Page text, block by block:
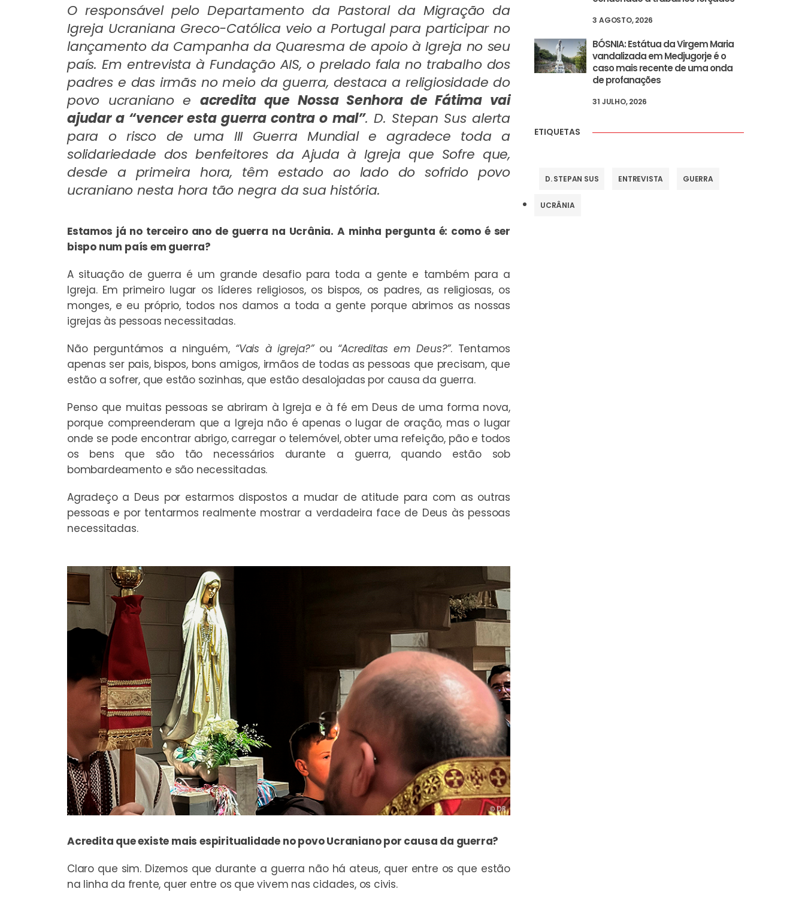
O responsável pelo Departamento da Pastoral da Migração da
Igreja Ucraniana Greco-Católica veio a Portugal para participar no
lançamento da Campanha da Quaresma de apoio à Igreja no seu
país. Em entrevista à Fundação AIS, o prelado fala no trabalho dos
padres e das irmãs no meio da guerra, destaca a religiosidade do
povo ucraniano e acredita que Nossa Senhora de Fátima vai
ajudar a “vencer esta guerra contra o mal”. D. Stepan Sus alerta
para o risco de uma III Guerra Mundial e agradece toda a
solidariedade dos benfeitores da Ajuda à Igreja que Sofre que,
desde a primeira hora, têm estado ao lado do sofrido povo
ucraniano nesta hora tão negra da sua história.
Estamos já no terceiro ano de guerra na Ucrânia. A minha pergunta é: como é ser
bispo num país em guerra?
A situação de guerra é um grande desafio para toda a gente e também para a
Igreja. Em primeiro lugar os líderes religiosos, os bispos, os padres, as religiosas, os
monges, e eu próprio, todos nos damos a toda a gente porque abrimos as nossas
igrejas às pessoas necessitadas.
Não perguntámos a ninguém, “Vais à igreja?”ou “Acreditas em Deus?”. Tentamos
apenas ser pais, bispos, bons amigos, irmãos de todas as pessoas que precisam, que
estão a sofrer, que estão sozinhas, que estão desalojadas por causa da guerra.
Penso que muitas pessoas se abriram à Igreja e à fé em Deus de uma forma nova,
porque compreenderam que a Igreja não é apenas o lugar de oração, mas o lugar
onde se pode encontrar abrigo, carregar o telemóvel, obter uma refeição, pão e todos
os bens que são tão necessários durante a guerra, quando estão sob
bombardeamento e são necessitadas.
Agradeço a Deus por estarmos dispostos a mudar de atitude para com as outras
pessoas e por tentarmos realmente mostrar a verdadeira face de Deus às pessoas
necessitadas.
Acredita que existe mais espiritualidade no povo Ucraniano por causa da guerra?
Claro que sim. Dizemos que durante a guerra não há ateus, quer entre os que estão
na linha da frente, quer entre os que vivem nas cidades, os civis.
3 AGOSTO, 2026
BÓSNIA: Estátua da Virgem Maria
vandalizada em Medjugorje é o
caso mais recente de uma onda
de profanações
31 JULHO, 2026
ETIQUETAS
D. STEPAN SUS ENTREVISTA GUERRA
UCRÂNIA